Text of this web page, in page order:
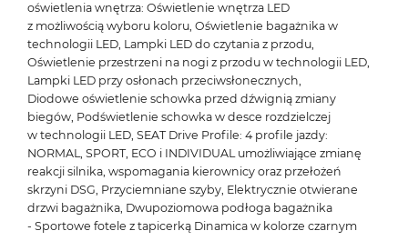
oświetlenia wnętrza: Oświetlenie wnętrza LED
z możliwością wyboru koloru, Oświetlenie bagażnika w
technologii LED, Lampki LED do czytania z przodu,
Oświetlenie przestrzeni na nogi z przodu w technologii LED,
Lampki LED przy osłonach przeciwsłonecznych,
Diodowe oświetlenie schowka przed dźwignią zmiany
biegów, Podświetlenie schowka w desce rozdzielczej
w technologii LED, SEAT Drive Profile: 4 profile jazdy:
NORMAL, SPORT, ECO i INDIVIDUAL umożliwiające zmianę
reakcji silnika, wspomagania kierownicy oraz przełożeń
skrzyni DSG, Przyciemniane szyby, Elektrycznie otwierane
drzwi bagażnika, Dwupoziomowa podłoga bagażnika
- Sportowe fotele z tapicerką Dinamica w kolorze czarnym